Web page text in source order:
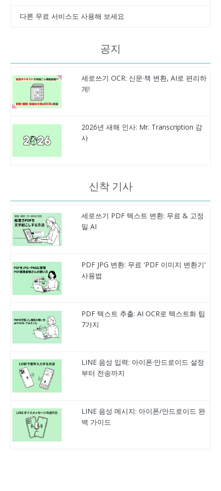
다른 무료 서비스도 사용해 보세요
공지
세로쓰기 OCR: 신문·책 변환, AI로 편리하
게!
2026년 새해 인사: Mr. Transcription 감
사
신착 기사
세로쓰기 PDF 텍스트 변환: 무료 & 고정
밀 AI
PDF JPG 변환: 무료 'PDF 이미지 변환기'
사용법
PDF 텍스트 추출: AI OCR로 텍스트화 팁
7가지
LINE 음성 입력: 아이폰·안드로이드 설정
부터 전송까지
LINE 음성 메시지: 아이폰/안드로이드 완
벽 가이드